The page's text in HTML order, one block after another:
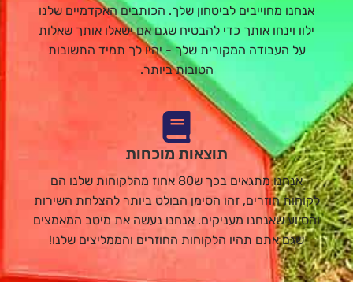
אנחנו מחוייבים לביטחון שלך. הכותבים האקדמיים שלנו
ילוו וינחו אותך כדי להבטיח שגם אם ישאלו אותך שאלות
על העבודה המקורית שלך - יהיו לך תמיד התשובות
הטובות ביותר.
תוצאות מוכחות
אנחנו מתגאים בכך ש80 אחוז מהלקוחות שלנו הם
לקוחות חוזרים, זהו הסימן הבולט ביותר להצלחת השירות
והסיוע שאנחנו מעניקים. אנחנו נעשה את מיטב המאמצים
שגם אתם תהיו הלקוחות החוזרים והממליצים שלנו!